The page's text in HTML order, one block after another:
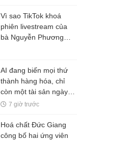
tự có
Vì sao TikTok khoá
phiên livestream của
bà Nguyễn Phương
AI đang biến mọi thứ
thành hàng hóa, chỉ
còn một tài sản ngày
càng đắt giá: Não bộ
7 giờ trước
Hoá chất Đức Giang
công bố hai ứng viên